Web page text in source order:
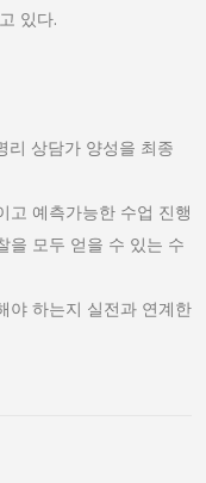
있다.
리 상담가 양성을 최종
고 예측가능한 수업 진행
을 모두 얻을 수 있는 수
야 하는지 실전과 연계한